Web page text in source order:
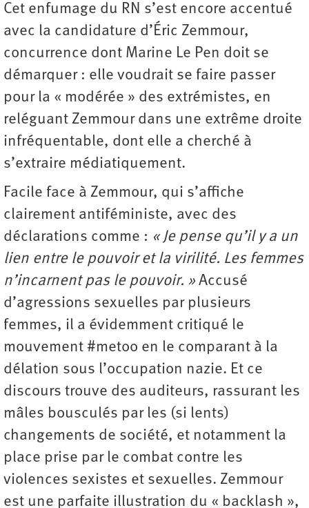
Cet enfumage du RN s’est encore accentué
avec la candidature d’Éric Zemmour,
concurrence dont Marine Le Pen doit se
démarquer : elle voudrait se faire passer
pour la « modérée » des extrémistes, en
reléguant Zemmour dans une extrême droite
infréquentable, dont elle a cherché à
s’extraire médiatiquement.
Facile face à Zemmour, qui s’affiche
clairement antiféministe, avec des
déclarations comme : « Je pense qu’il y a un
lien entre le pouvoir et la virilité. Les femmes
n’incarnent pas le pouvoir. » Accusé
d’agressions sexuelles par plusieurs
femmes, il a évidemment critiqué le
mouvement #metoo en le comparant à la
délation sous l’occupation nazie. Et ce
discours trouve des auditeurs, rassurant les
mâles bousculés par les (si lents)
changements de société, et notamment la
place prise par le combat contre les
violences sexistes et sexuelles. Zemmour
est une parfaite illustration du « backlash »,